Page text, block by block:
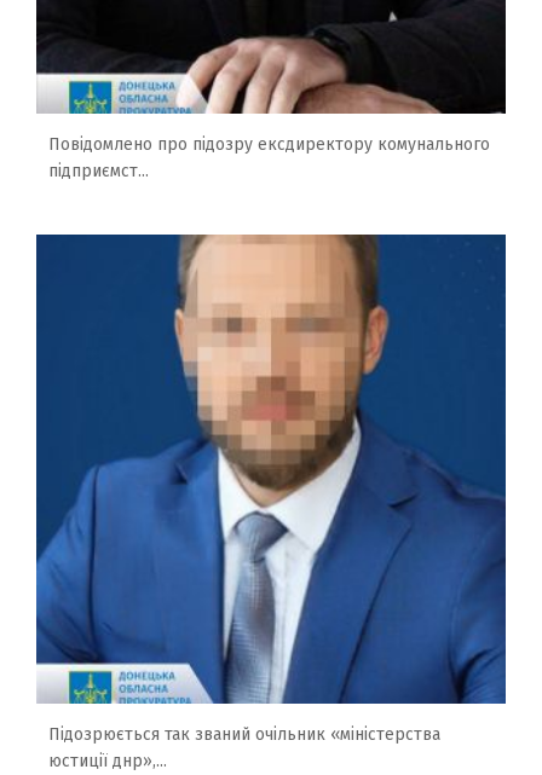
Повідомлено про підозру ексдиректору комунального
підприємст...
Підозрюється так званий очільник «міністерства
юстиції днр»,...